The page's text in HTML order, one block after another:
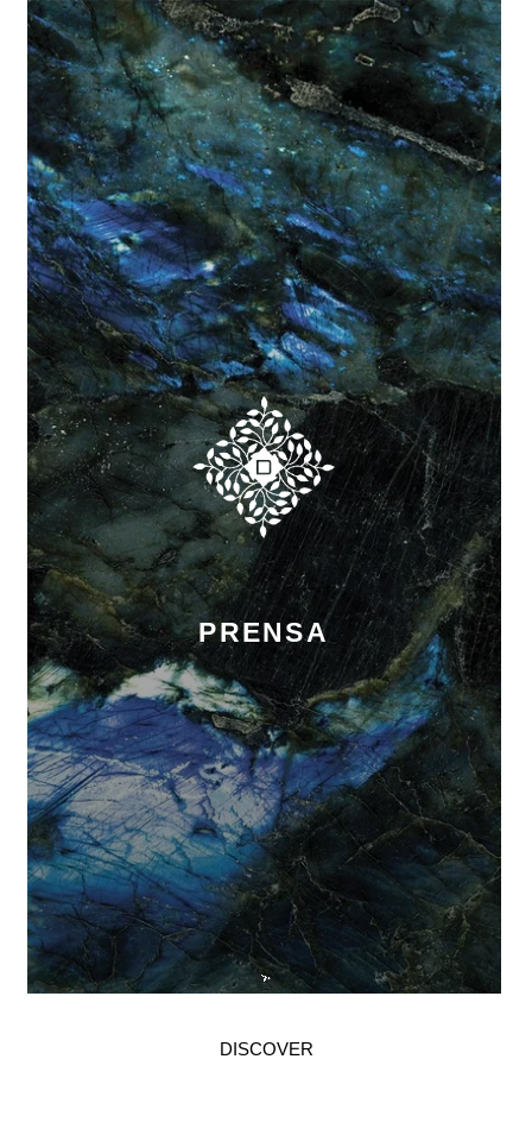
PRENSA
DISCOVER